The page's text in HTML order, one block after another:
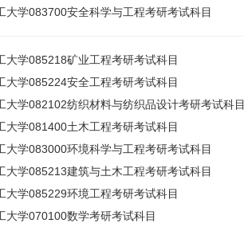
大学083700安全科学与工程考研考试科目
大学085218矿业工程考研考试科目
大学085224安全工程考研考试科目
大学082102纺织材料与纺织品设计考研考试科目
大学081400土木工程考研考试科目
大学083000环境科学与工程考研考试科目
大学085213建筑与土木工程考研考试科目
大学085229环境工程考研考试科目
大学070100数学考研考试科目